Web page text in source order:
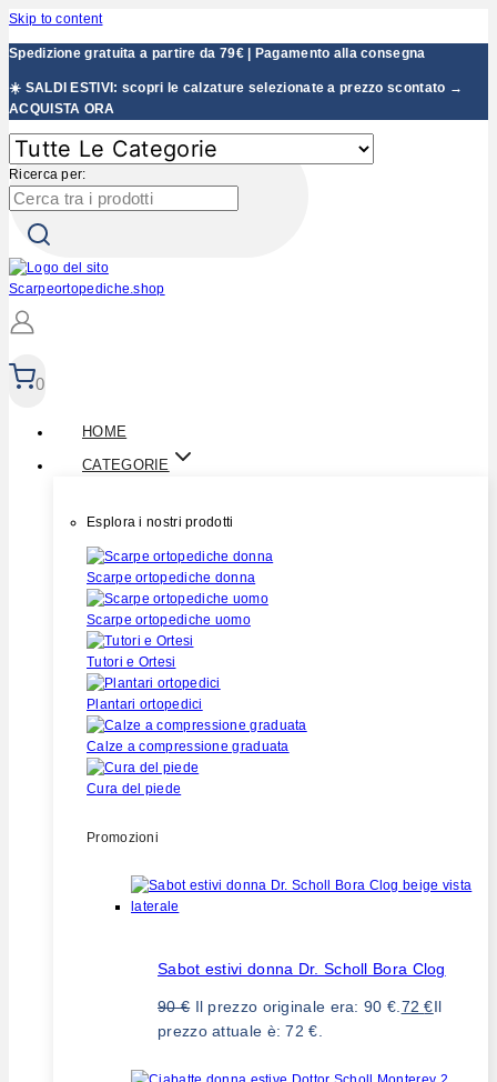
Skip to content
Spedizione gratuita a partire da 79€ | Pagamento alla consegna
☀️ SALDI ESTIVI: scopri le calzature selezionate a prezzo scontato →
ACQUISTA ORA
Ricerca per:
0
HOME
CATEGORIE
Esplora i nostri prodotti
Scarpe ortopediche donna
Scarpe ortopediche uomo
Tutori e Ortesi
Plantari ortopedici
Calze a compressione graduata
Cura del piede
Promozioni
Sabot estivi donna Dr. Scholl Bora Clog
90€ Il prezzo originale era: 90 €. 72€Il
prezzo attuale è: 72 €.